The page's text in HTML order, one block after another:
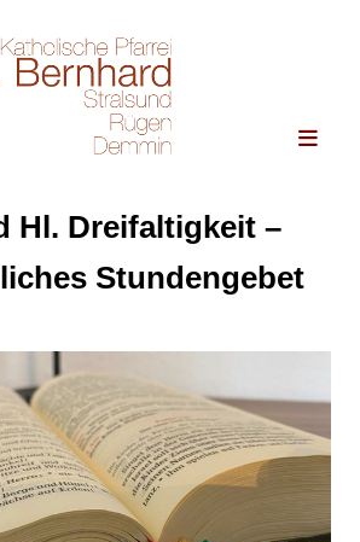
Hl. Dreifaltigkeit –
Stundengebet